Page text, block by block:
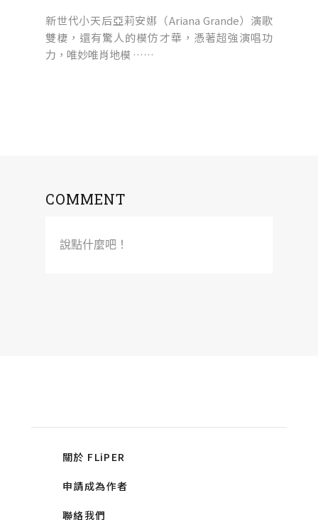
新世代小天后亞莉安娜（Ariana Grande）演歌
雙棲，還有驚人的模仿才華，憑著超強演唱功
力，唯妙唯肖地模 ……
COMMENT
說點什麼吧！
關於 FLiPER
申請成為作者
聯絡我們